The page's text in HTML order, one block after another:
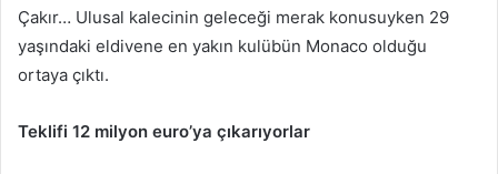
Çakır… Ulusal kalecinin geleceği merak konusuyken 29
yaşındaki eldivene en yakın kulübün Monaco olduğu
ortaya çıktı.
Teklifi 12 milyon euro’ya çıkarıyorlar